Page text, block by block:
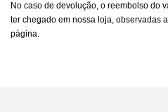
No caso de devolução, o reembolso do
ter chegado em nossa loja, observadas
página.